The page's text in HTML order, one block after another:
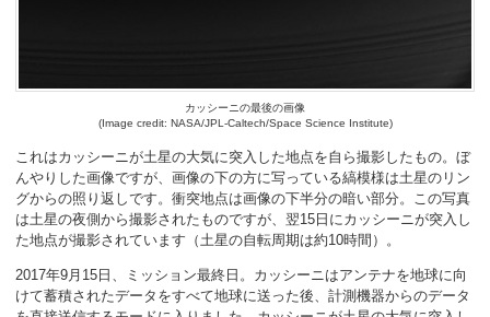
カッシーニの最後の画像
(Image credit: NASA/JPL-Caltech/Space Science Institute)
これはカッシーニが土星の大気に突入した地点を自ら撮影したもの。ぼ
んやりした画像ですが、画像の下の方に写っている縞模様は土星のリン
グからの照り返しです。衝突地点は画像の下半分の暗い部分。この写真
は土星の夜側から撮影されたものですが、翌15日にカッシーニが突入し
た地点が撮影されています（土星の自転周期は約10時間）。
2017年9月15日、ミッション最終日。カッシーニはアンテナを地球に向
けて蓄積されたデータをすべて地球に送った後、計測機器からのデータ